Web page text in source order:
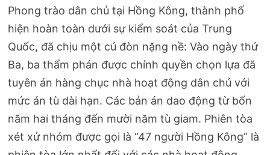
Phong trào dân chủ tại Hồng Kông, thành phố
hiện hoàn toàn dưới sự kiểm soát của Trung
Quốc, đã chịu một cú đòn nặng nề: Vào ngày thứ
Ba, ba thẩm phán được chính quyền chọn lựa đã
tuyên án hàng chục nhà hoạt động dân chủ với
mức án tù dài hạn. Các bản án dao động từ bốn
năm hai tháng đến mười năm tù giam. Phiên tòa
xét xử nhóm được gọi là “47 người Hồng Kông” là